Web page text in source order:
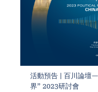
活動預告 | 百川論壇
界” 2023研討會